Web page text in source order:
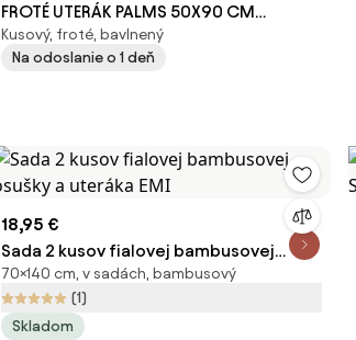
FROTÉ UTERÁK PALMS 50X90 CM
TMAVOMODRÁ
Kusový, froté, bavlnený
Na odoslanie o 1 deň
18,95 €
Sada 2 kusov fialovej bambusovej
osušky a uteráka EMI
70×140 cm, v sadách, bambusový
(1)
Skladom